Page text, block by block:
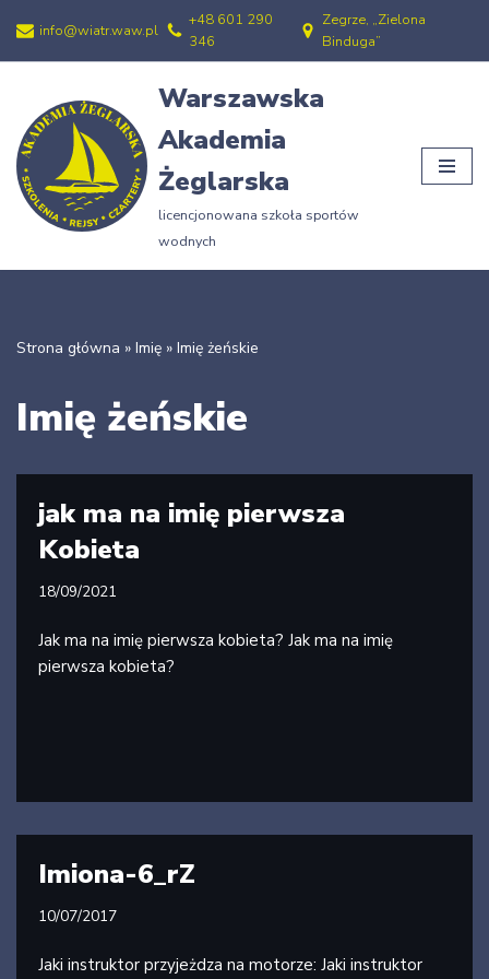
Przejdź
treści
info@wiatr.waw.pl
+48 601 290
346
Zegrze, „Zielona
Binduga”
Warszawska
Akademia
Żeglarska
licencjonowana szkoła sportów
wodnych
Strona główna » Imię » Imię żeńskie
Imię żeńskie
jak ma na imię pierwsza
Kobieta
18/09/2021
Jak ma na imię pierwsza kobieta? Jak ma na imię
pierwsza kobieta?
Imiona-6_rZ
10/07/2017
Jaki instruktor przyjeżdza na motorze: Jaki instruktor